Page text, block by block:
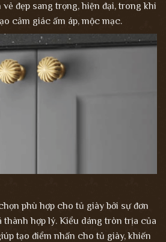
đẹp sang trọng, hiện đại, trong khi
cảm giác ấm áp, mộc mạc.
phù hợp cho tủ giày bởi sự đơn
thành hợp lý. Kiểu dáng tròn trịa của
tạo điểm nhấn cho tủ giày, khiến